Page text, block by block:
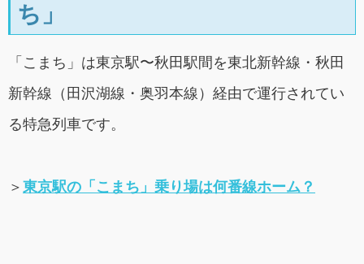
ち」
「こまち」は東京駅〜秋田駅間を東北新幹線・秋田
新幹線（田沢湖線・奥羽本線）経由で運行されてい
る特急列車です。
＞ 東京駅の「こまち」乗り場は何番線ホーム？